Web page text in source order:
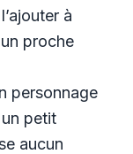
à
proche
personnage
petit
aucun